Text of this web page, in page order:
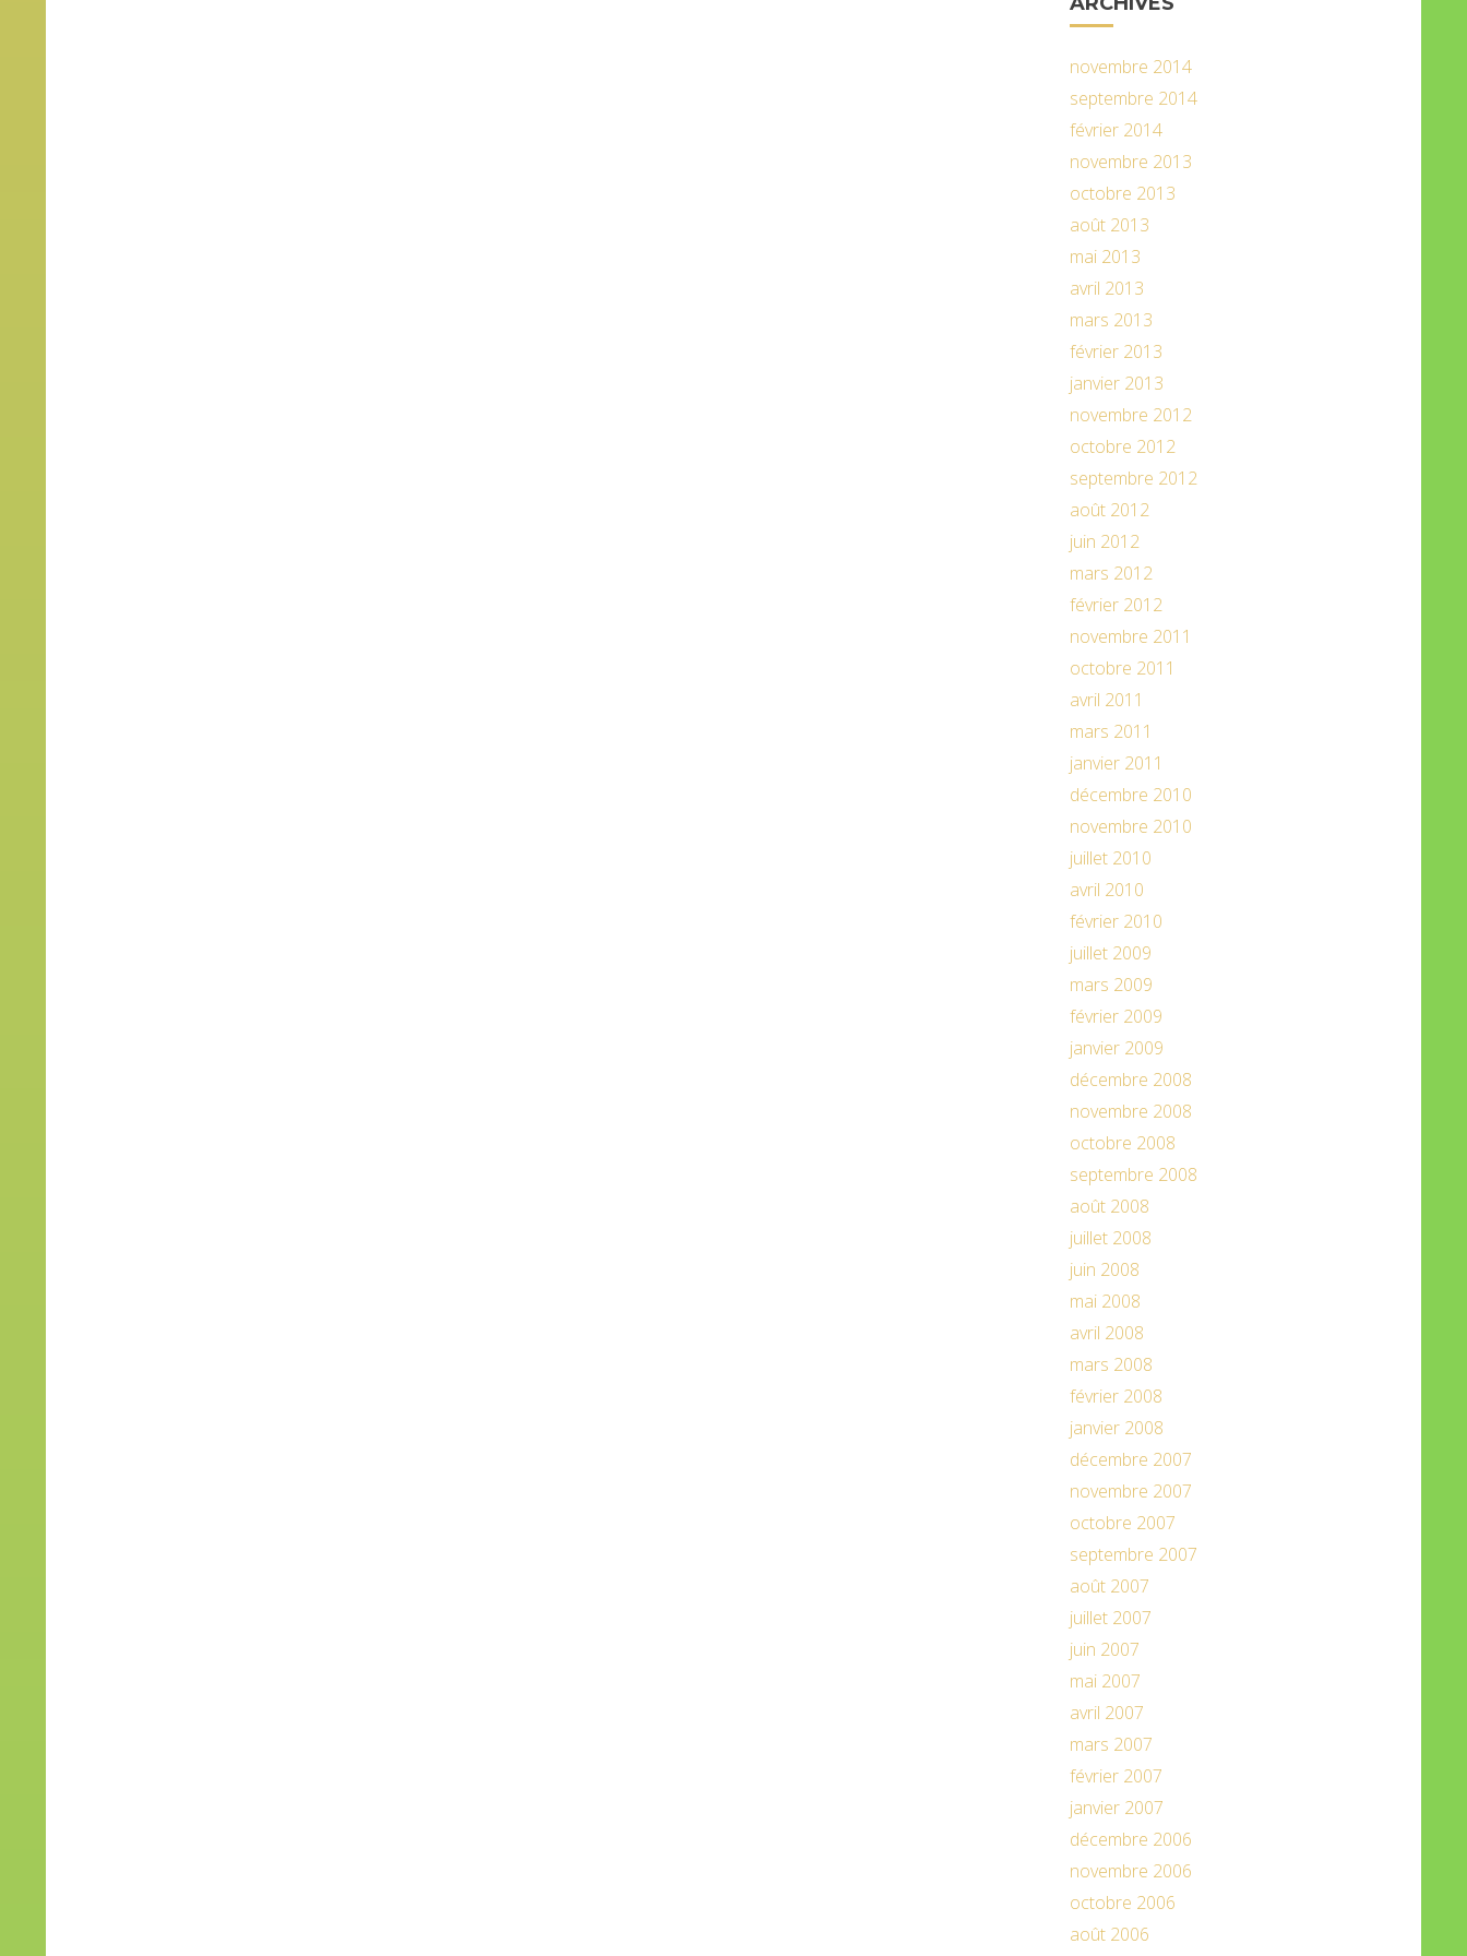
novembre 2014
septembre 2014
février 2014
novembre 2013
octobre 2013
août 2013
mai 2013
avril 2013
mars 2013
février 2013
janvier 2013
novembre 2012
octobre 2012
septembre 2012
août 2012
juin 2012
mars 2012
février 2012
novembre 2011
octobre 2011
avril 2011
mars 2011
janvier 2011
décembre 2010
novembre 2010
juillet 2010
avril 2010
février 2010
juillet 2009
mars 2009
février 2009
janvier 2009
décembre 2008
novembre 2008
octobre 2008
septembre 2008
août 2008
juillet 2008
juin 2008
mai 2008
avril 2008
mars 2008
février 2008
janvier 2008
décembre 2007
novembre 2007
octobre 2007
septembre 2007
août 2007
juillet 2007
juin 2007
mai 2007
avril 2007
mars 2007
février 2007
janvier 2007
décembre 2006
novembre 2006
octobre 2006
août 2006